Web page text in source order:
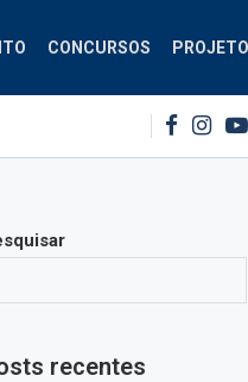
CONCURSOS
Copom reduz
recentes